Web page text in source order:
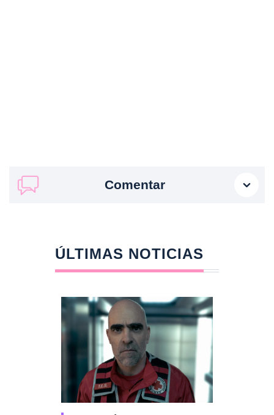
Comentar
ÚLTIMAS NOTICIAS